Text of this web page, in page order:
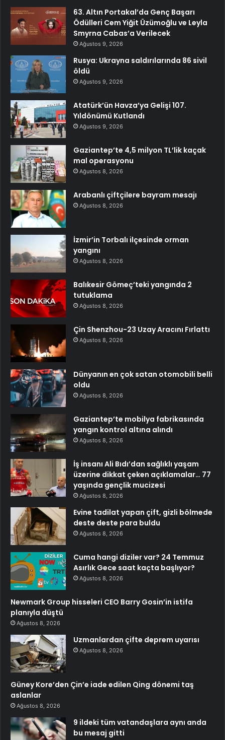
63. Altın Portakal’da Genç Başarı
Ödülleri Cem Yiğit Üzümoğlu ve Leyla
Smyrna Cabas’a Verilecek
Ağustos 9, 2026
Rusya: Ukrayna saldırılarında 86 sivil
öldü
Ağustos 9, 2026
Atatürk’ün Havza’ya Gelişi 107.
Yıldönümü Kutlandı
Ağustos 9, 2026
Gaziantep’te 4,5 milyon TL’lik kaçak
mal operasyonu
Ağustos 8, 2026
Arabanlı çiftçilere bayram mesajı
Ağustos 8, 2026
İzmir’in Torbalı ilçesinde orman
yangını
Ağustos 8, 2026
Balıkesir Gömeç’teki yangında 2
tutuklama
Ağustos 8, 2026
Çin Shenzhou-23 Uzay Aracını Fırlattı
Ağustos 8, 2026
Dünyanın en çok satan otomobili belli
oldu
Ağustos 8, 2026
Gaziantep’te mobilya fabrikasında
yangın kontrol altına alındı
Ağustos 8, 2026
İş insanı Ali Bıdı’dan sağlıklı yaşam
üzerine dikkat çeken açıklamalar… 77
yaşında gençlik mucizesi
Ağustos 8, 2026
Evine tadilat yapan çift, gizli bölmede
deste deste para buldu
Ağustos 8, 2026
Cuma hangi diziler var? 24 Temmuz
Asırlık Gece saat kaçta başlıyor?
Ağustos 8, 2026
Newmark Group hisseleri CEO Barry Gosin’in istifa
planıyla düştü
Ağustos 8, 2026
Uzmanlardan çifte deprem uyarısı
Ağustos 8, 2026
Güney Kore’den Çin’e iade edilen Qing dönemi taş
aslanlar
Ağustos 8, 2026
9 ildeki tüm vatandaşlara aynı anda
bu mesaj gitti